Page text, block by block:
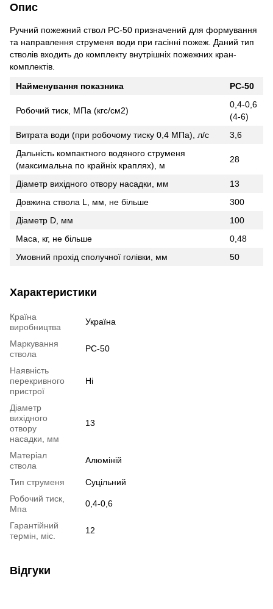
Опис
Ручний пожежний ствол РС-50 призначений для формування
та направлення струменя води при гасінні пожеж. Даний тип
стволів входить до комплекту внутрішніх пожежних кран-
комплектів.
Найменування показника
РС-50
Робочий тиск, МПа (кгс/см2)
0,4-0,6
(4-6)
Витрата води (при робочому тиску 0,4 МПа), л/с
3,6
Дальність компактного водяного струменя
(максимальна по крайніх краплях), м
28
Діаметр вихідного отвору насадки, мм
13
Довжина ствола L, мм, не більше
300
Діаметр D, мм
100
Маса, кг, не більше
0,48
Умовний прохід сполучної голівки, мм
50
Характеристики
Країна
виробництва
Україна
Маркування
ствола
РС-50
Наявність
перекривного
пристрої
Ні
Діаметр
вихідного
отвору
насадки, мм
13
Матеріал
ствола
Алюміній
Тип струменя
Суцільний
Робочий тиск,
Мпа
0,4-0,6
Гарантійний
термін, міс.
12
Відгуки